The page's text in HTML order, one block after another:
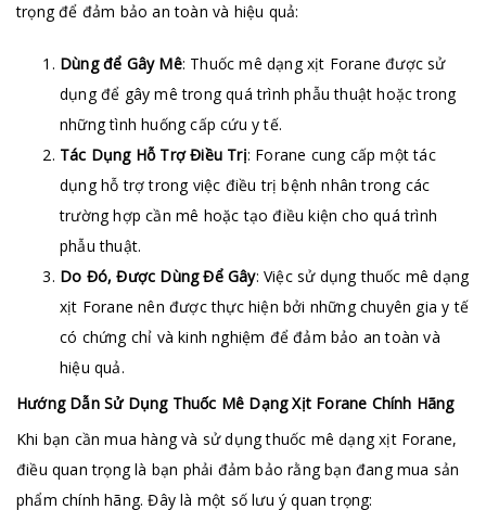
trọng để đảm bảo an toàn và hiệu quả:
Dùng để Gây Mê: Thuốc mê dạng xịt Forane được sử
dụng để gây mê trong quá trình phẫu thuật hoặc trong
những tình huống cấp cứu y tế.
Tác Dụng Hỗ Trợ Điều Trị: Forane cung cấp một tác
dụng hỗ trợ trong việc điều trị bệnh nhân trong các
trường hợp cần mê hoặc tạo điều kiện cho quá trình
phẫu thuật.
Do Đó, Được Dùng Để Gây: Việc sử dụng thuốc mê dạng
xịt Forane nên được thực hiện bởi những chuyên gia y tế
có chứng chỉ và kinh nghiệm để đảm bảo an toàn và
hiệu quả.
Hướng Dẫn Sử Dụng Thuốc Mê Dạng Xịt Forane Chính Hãng
Khi bạn cần mua hàng và sử dụng thuốc mê dạng xịt Forane,
điều quan trọng là bạn phải đảm bảo rằng bạn đang mua sản
phẩm chính hãng. Đây là một số lưu ý quan trọng: